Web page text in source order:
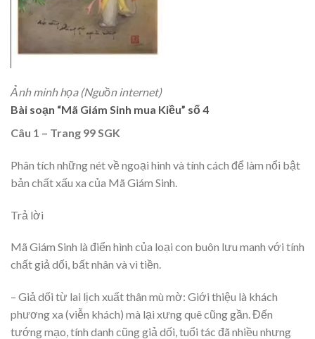
Ảnh minh họa (Nguồn internet)
Bài soạn “Mã Giám Sinh mua Kiều” số 4
Câu 1 – Trang 99 SGK
Phân tích những nét về ngoại hình và tính cách để làm nổi bật
bản chất xấu xa của Mã Giám Sinh.
Trả lời
Mã Giám Sinh là điển hình của loại con buôn lưu manh với tính
chất giả dối, bất nhân và vì tiền.
– Giả dối từ lai lịch xuất thân mù mờ: Giới thiệu là khách
phương xa (viễn khách) mà lại xưng quê cũng gần. Đến
tướng mạo, tính danh cũng giả dối, tuổi tác đã nhiều nhưng